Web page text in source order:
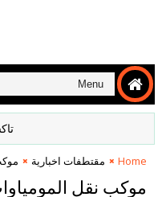
تاكسي
Home مقتطفات اخبارية
موكب نقل